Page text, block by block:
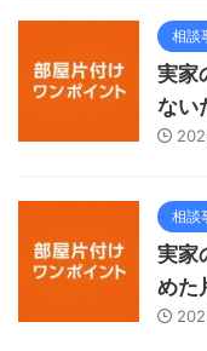
相談
実家
ない
相談
実家
めた